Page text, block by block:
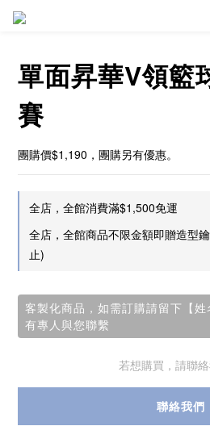
單面昇華V領籃
賽
團購價$1,190，團購另有優惠。
全店，全館消費滿$1,500免運
全店，全館商品不限金額即贈造型
止)
客製化商品，如需訂購請留下【
有專人與您聯繫
若想購買，請聯絡
聯絡我們